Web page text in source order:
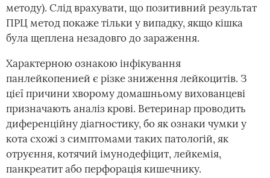
методу). Слід врахувати, що позитивний результат
ПРЦ метод покаже тільки у випадку, якщо кішка
була щеплена незадовго до зараження.
Характерною ознакою інфікування
панлейкопенией є різке зниження лейкоцитів. З
цієї причини хворому домашньому вихованцеві
призначають аналіз крові. Ветеринар проводить
диференційну діагностику, бо як ознаки чумки у
кота схожі з симптомами таких патологій, як
отруєння, котячий імунодефіцит, лейкемія,
панкреатит або перфорація кишечнику.